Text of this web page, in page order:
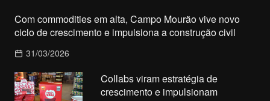
Com commodities em alta, Campo Mourão vive novo
ciclo de crescimento e impulsiona a construção civil
31/03/2026
Collabs viram estratégia de
crescimento e impulsionam